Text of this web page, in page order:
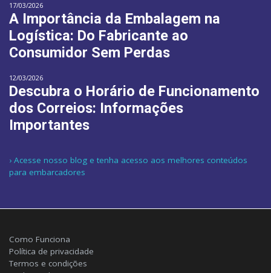
17/03/2026
A Importância da Embalagem na
Logística: Do Fabricante ao
Consumidor Sem Perdas
12/03/2026
Descubra o Horário de Funcionamento
dos Correios: Informações
Importantes
› Acesse nosso blog e tenha acesso aos melhores conteúdos
para embarcadores
Como Funciona
Política de privacidade
Termos e condições